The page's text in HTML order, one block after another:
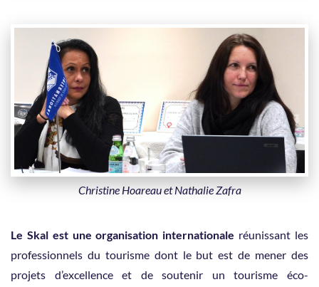
Christine Hoareau et Nathalie Zafra
Le Skal est une organisation internationale réunissant les
professionnels du tourisme dont le but est de mener des
projets d’excellence et de soutenir un tourisme éco-